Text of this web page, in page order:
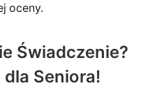
oceny.
Świadczenie?
Seniora!